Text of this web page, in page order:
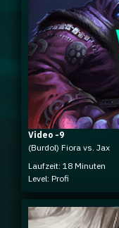
Video -9
(Burdol) Fiora vs. Jax
Laufzeit: 18 Minuten
Level: Profi